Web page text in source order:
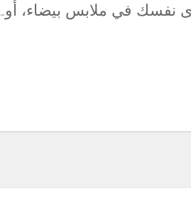
نفسك في ملابس بيضاء، أو…